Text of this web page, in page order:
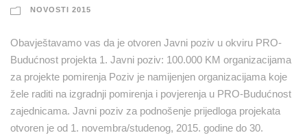
NOVOSTI 2015
Obavještavamo vas da je otvoren Javni poziv u okviru PRO-
Budućnost projekta 1. Javni poziv: 100.000 KM organizacijama
za projekte pomirenja Poziv je namijenjen organizacijama koje
žele raditi na izgradnji pomirenja i povjerenja u PRO-Budućnost
zajednicama. Javni poziv za podnošenje prijedloga projekata
otvoren je od 1. novembra/studenog, 2015. godine do 30.